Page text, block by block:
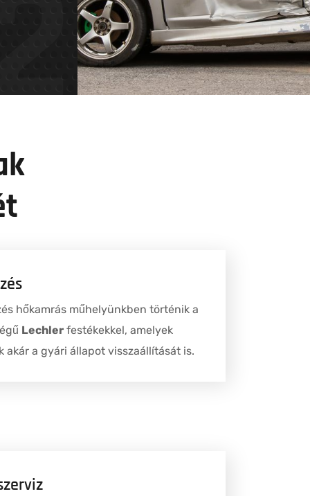
hőkamrás műhelyünkben történik a
Lechler festékekkel, amelyek
akár a gyári állapot visszaállítását is.